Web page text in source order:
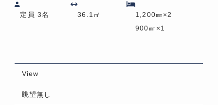
定員 3名 36.1㎡
1,200㎜×2
900㎜×1
View
眺望無し